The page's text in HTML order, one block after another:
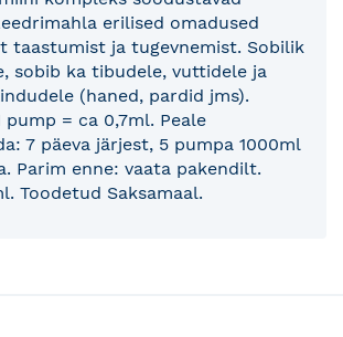
erilised omadused
taastumist ja tugevnemist. Sobilik
sobib ka tibudele, vuttidele ja
(haned, pardid jms).
pump = ca 0,7ml. Peale
7 päeva järjest, 5 pumpa 1000ml
Parim enne: vaata pakendilt.
Toodetud Saksamaal.